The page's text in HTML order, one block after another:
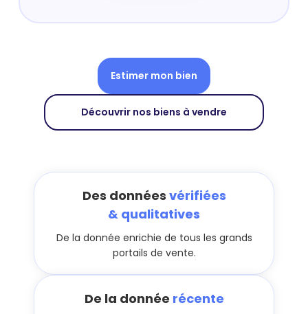
Estimer mon bien
Découvrir nos biens à vendre
Des données vérifiées
& qualitatives
De la donnée enrichie de tous les grands
portails de vente.
De la donnée récente